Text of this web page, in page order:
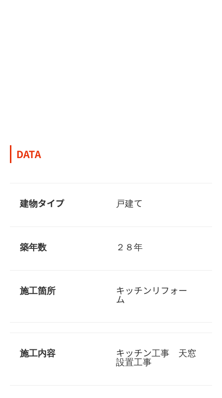
DATA
建物タイプ 戸建て
築年数 ２８年
施工箇所 キッチンリフォー
ム
施工内容 キッチン工事 天窓
設置工事